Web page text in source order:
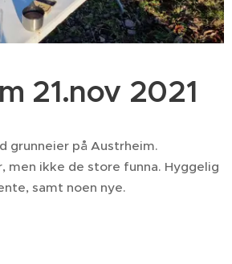
21.nov 2021
grunneier på Austrheim.
ikke de store funna. Hyggelig
samt noen nye.